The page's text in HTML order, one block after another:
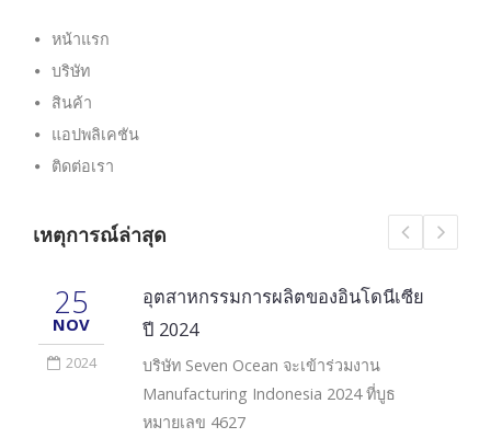
หน้าแรก
บริษัท
สินค้า
แอปพลิเคชัน
ติดต่อเรา
เหตุการณ์ล่าสุด
25
NOV
2024
อุตสาหกรรมการผลิตของอินโดนีเซีย
ปี 2024
บริษัท Seven Ocean จะเข้าร่วมงาน
Manufacturing Indonesia 2024 ที่บูธ
หมายเลข 4627